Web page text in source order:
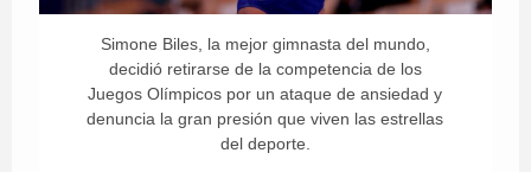
Simone Biles, la mejor gimnasta del mundo,
decidió retirarse de la competencia de los
Juegos Olímpicos por un ataque de ansiedad y
denuncia la gran presión que viven las estrellas
del deporte.